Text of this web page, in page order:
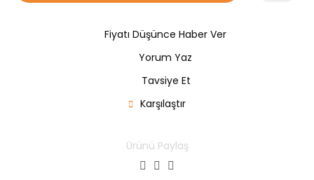
Fiyatı Düşünce Haber Ver
Yorum Yaz
Tavsiye Et
Karşılaştır
Ürünü Paylaş